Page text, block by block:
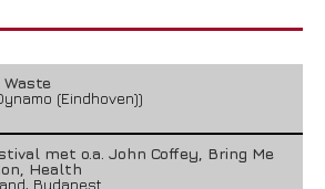
Waste
(Eindhoven))
met o.a. John Coffey, Bring Me
Health
Budapest